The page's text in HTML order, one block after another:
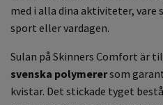
med i alla dina aktiviteter, vare
sport eller vardagen.
Sulan på Skinners Comfort är
svenska polymerersom
kvistar. Det stickade tyget